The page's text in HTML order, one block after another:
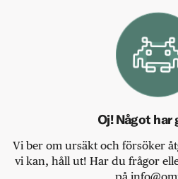
Oj! Något har
Vi ber om ursäkt och försöker
vi kan, håll ut! Har du frågor